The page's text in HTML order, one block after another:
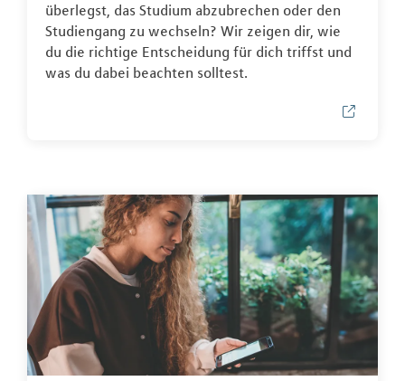
überlegst, das Studium abzubrechen oder den
Studiengang zu wechseln? Wir zeigen dir, wie
du die richtige Entscheidung für dich triffst und
was du dabei beachten solltest.